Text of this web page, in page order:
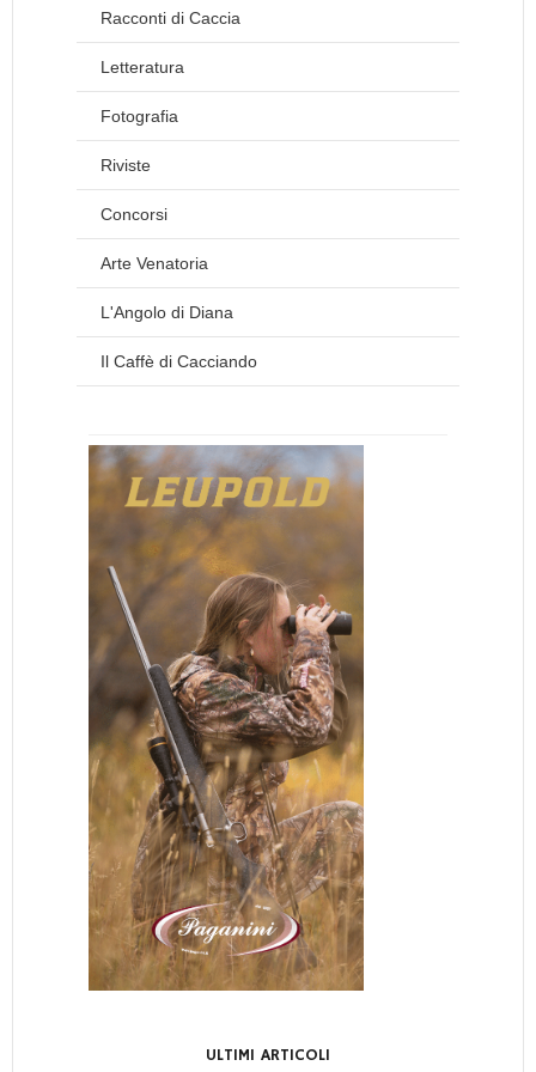
Racconti di Caccia
Letteratura
Fotografia
Riviste
Concorsi
Arte Venatoria
L'Angolo di Diana
Il Caffè di Cacciando
ULTIMI ARTICOLI